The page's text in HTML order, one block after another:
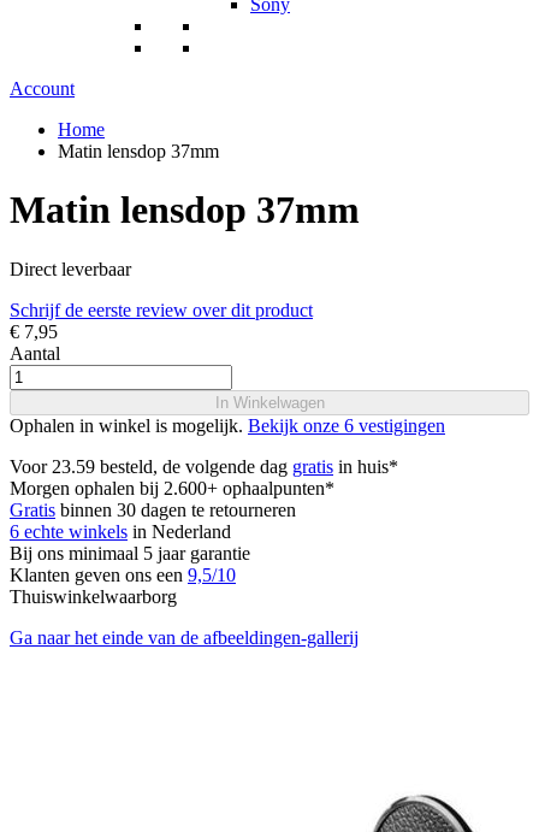
Sony
Account
Home
Matin lensdop 37mm
Matin lensdop 37mm
Direct leverbaar
Schrijf de eerste review over dit product
€ 7,95
Aantal
In Winkelwagen
Ophalen in winkel is mogelijk. Bekijk onze 6 vestigingen
Voor 23.59 besteld, de volgende dag gratis in huis*
Morgen ophalen bij 2.600+ ophaalpunten*
Gratis binnen 30 dagen te retourneren
6 echte winkels in Nederland
Bij ons minimaal 5 jaar garantie
Klanten geven ons een 9,5/10
Thuiswinkelwaarborg
Ga naar het einde van de afbeeldingen-gallerij